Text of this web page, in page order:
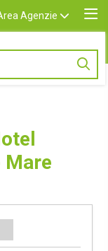
Agenzie
Mare